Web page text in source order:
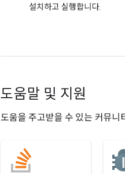
설치하고 실행합니다.
도움말 및 지원
도움을 주고받을 수 있는 커뮤니